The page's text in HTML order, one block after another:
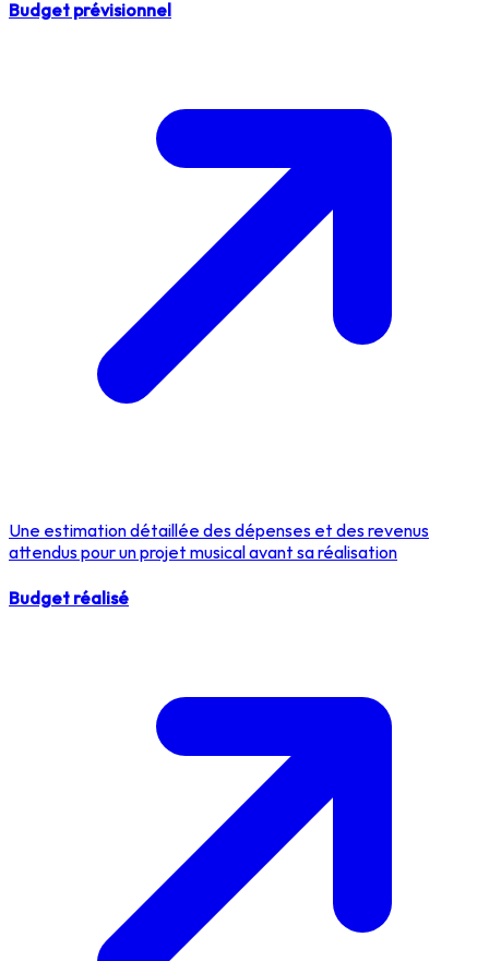
Budget prévisionnel
Une estimation détaillée des dépenses et des revenus
attendus pour un projet musical avant sa réalisation
Budget réalisé